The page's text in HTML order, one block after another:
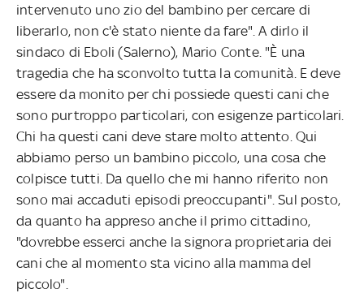
intervenuto uno zio del bambino per cercare di
liberarlo, non c'è stato niente da fare". A dirlo il
sindaco di Eboli (Salerno), Mario Conte. "È una
tragedia che ha sconvolto tutta la comunità. E deve
essere da monito per chi possiede questi cani che
sono purtroppo particolari, con esigenze particolari.
Chi ha questi cani deve stare molto attento. Qui
abbiamo perso un bambino piccolo, una cosa che
colpisce tutti. Da quello che mi hanno riferito non
sono mai accaduti episodi preoccupanti". Sul posto,
da quanto ha appreso anche il primo cittadino,
"dovrebbe esserci anche la signora proprietaria dei
cani che al momento sta vicino alla mamma del
piccolo".